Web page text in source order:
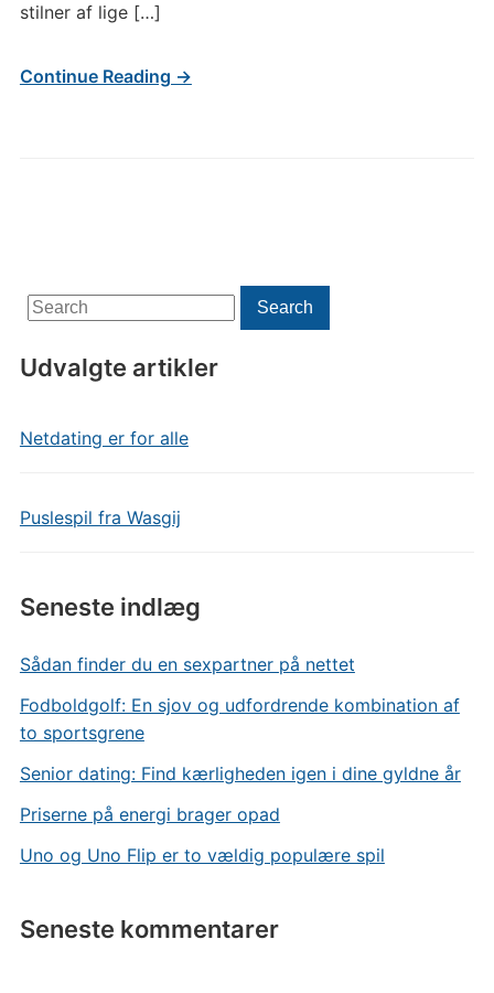
stilner af lige […]
Continue Reading →
Search
for:
Search
Udvalgte artikler
Netdating er for alle
Puslespil fra Wasgij
Seneste indlæg
Sådan finder du en sexpartner på nettet
Fodboldgolf: En sjov og udfordrende kombination af
to sportsgrene
Senior dating: Find kærligheden igen i dine gyldne år
Priserne på energi brager opad
Uno og Uno Flip er to vældig populære spil
Seneste kommentarer